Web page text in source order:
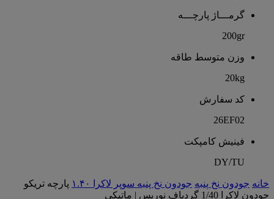
گرمـــاژ پارچـــه
200gr
وزن متوسط طاقه
20kg
کد سفارش
26EF02
فینیش کامپکت
DY/TU
خانه جودون نخ پنبه جودون نخ پنبه سوپر لاکرا ۱.۴۰
پارچه تریکو
جودون لاکرا 1/40 گردباف نوریس | ماتیکی